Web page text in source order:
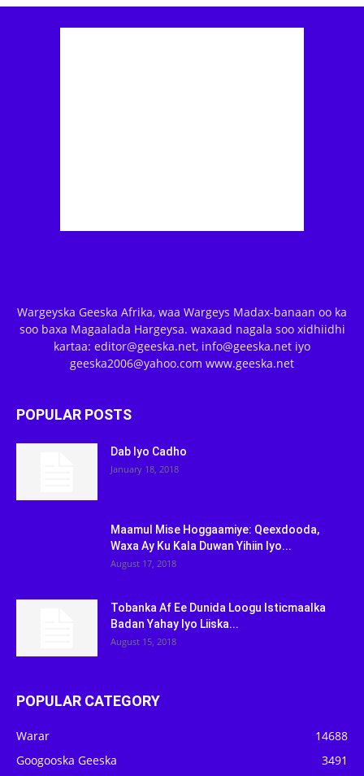
Wargeyska Geeska Afrika, waa Wargeys Madax-banaan oo ka
soo baxa Magaalada Hargeysa. waxaad nagala soo xidhiidhi
kartaa: editor@geeska.net, info@geeska.net iyo
geeska2006@yahoo.com www.geeska.net
POPULAR POSTS
Dab Iyo Cadho
January 18, 2018
Maamul Mise Hoggaamiye: Qeexdooda,
Waxa Ay Ku Kala Duwan Yihiin Iyo...
August 17, 2018
Tobanka Af Ee Dunida Loogu Isticmaalka
Badan Yahay Iyo Liiska...
August 15, 2018
POPULAR CATEGORY
Warar
14688
Googooska Geeska
3491